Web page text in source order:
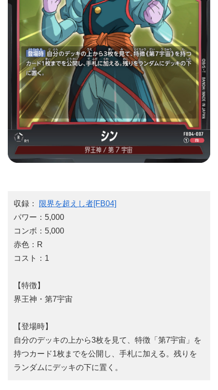
収録：
限界を超えし者[FB04]
パワー：5,000
コンボ：5,000
赤色：R
コスト：1
【特徴】
界王神・第7宇宙
【登場時】
自分のデッキの上から3枚を見て、特徴「第7宇宙」を
持つカード1枚までを公開し、手札に加える。残りを
ランダムにデッキの下に置く。